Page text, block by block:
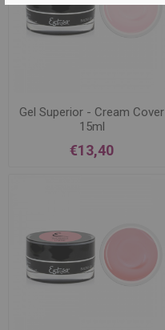
Gel Superior - Cream Cover
15ml
€13,40